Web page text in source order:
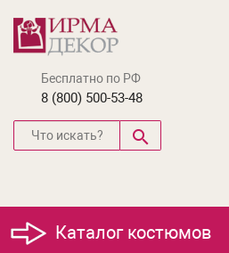
Бесплатно по РФ
8 (800) 500-53-48
Каталог костюмов